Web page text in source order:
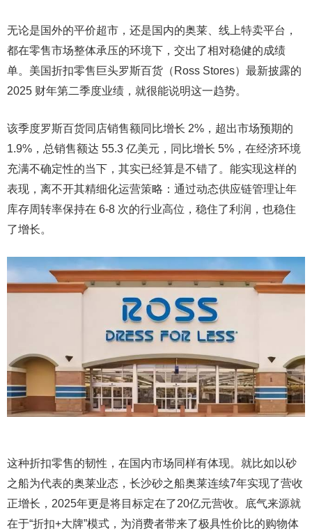
无论是国外的平价超市，还是国内的奥莱、线上特卖平台，
都在零售市场整体承压的环境下，交出了相对稳健的成绩
单。美国折扣零售巨头罗斯百货（Ross Stores）最新披露的
2025 财年第二季度业绩，就很能说明这一趋势。
该季度罗斯百货同店销售额同比增长 2%，超出市场预期的
1.9%，总销售额达 55.3 亿美元，同比增长 5%，在经济环境
充满不确定性的当下，其实已经算是不错了。能实现这样的
表现，离不开其精细化运营策略：通过动态供应链管理让年
库存周转率保持在 6-8 次的行业高位，稳住了利润，也稳住
了增长。
这种折扣零售的韧性，在国内市场同样有体现。就比如以砂
之船为代表的奥莱业态，长沙砂之船奥莱连续7年实现了营收
正增长，2025年更是将目标定在了20亿元营收。底气来源就
在于“折扣+大牌”模式，为消费者带来了极具性价比的购物体